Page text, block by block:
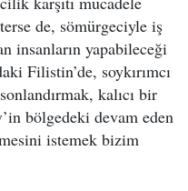
de, sömürgeciyle iş
insanların yapabileceği
Filistin’de, soykırımcı
kalıcı bir
bölgedeki devam eden
istemek bizim